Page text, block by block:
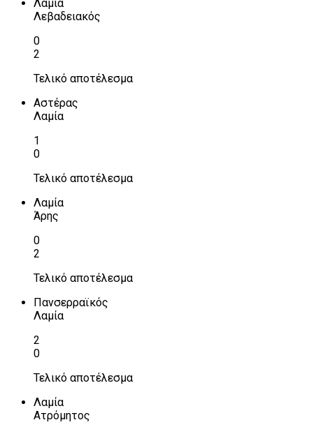
Λαμία
Λεβαδειακός
0
2
Τελικό αποτέλεσμα
Αστέρας
Λαμία
1
0
Τελικό αποτέλεσμα
Λαμία
Άρης
0
2
Τελικό αποτέλεσμα
Πανσερραϊκός
Λαμία
2
0
Τελικό αποτέλεσμα
Λαμία
Ατρόμητος